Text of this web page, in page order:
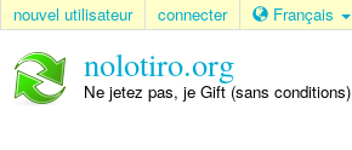
nouvel utilisateur connecter Français
nolotiro.org
Ne jetez pas, je Gift (sans conditions)